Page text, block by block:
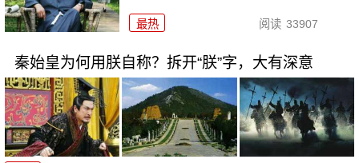
最热 阅读 33907
秦始皇为何用朕自称？拆开“朕”字，大有深意